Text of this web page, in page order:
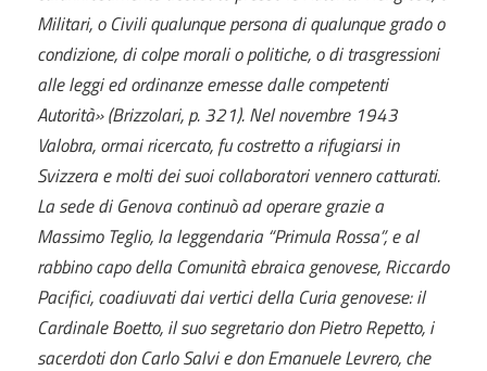
Militari, o Civili qualunque persona di qualunque grado o
condizione, di colpe morali o politiche, o di trasgressioni
alle leggi ed ordinanze emesse dalle competenti
Autorità» (Brizzolari, p. 321). Nel novembre 1943
Valobra, ormai ricercato, fu costretto a rifugiarsi in
Svizzera e molti dei suoi collaboratori vennero catturati.
La sede di Genova continuò ad operare grazie a
Massimo Teglio, la leggendaria “Primula Rossa”, e al
rabbino capo della Comunità ebraica genovese, Riccardo
Pacifici, coadiuvati dai vertici della Curia genovese: il
Cardinale Boetto, il suo segretario don Pietro Repetto, i
sacerdoti don Carlo Salvi e don Emanuele Levrero, che